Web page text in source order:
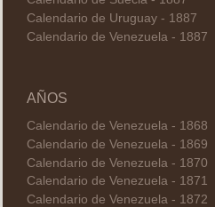
Calendario de Uruguay - 1887
Calendario de Venezuela - 1887
AÑOS
Calendario de Venezuela - 1868
Calendario de Venezuela - 1869
Calendario de Venezuela - 1870
Calendario de Venezuela - 1871
Calendario de Venezuela - 1872